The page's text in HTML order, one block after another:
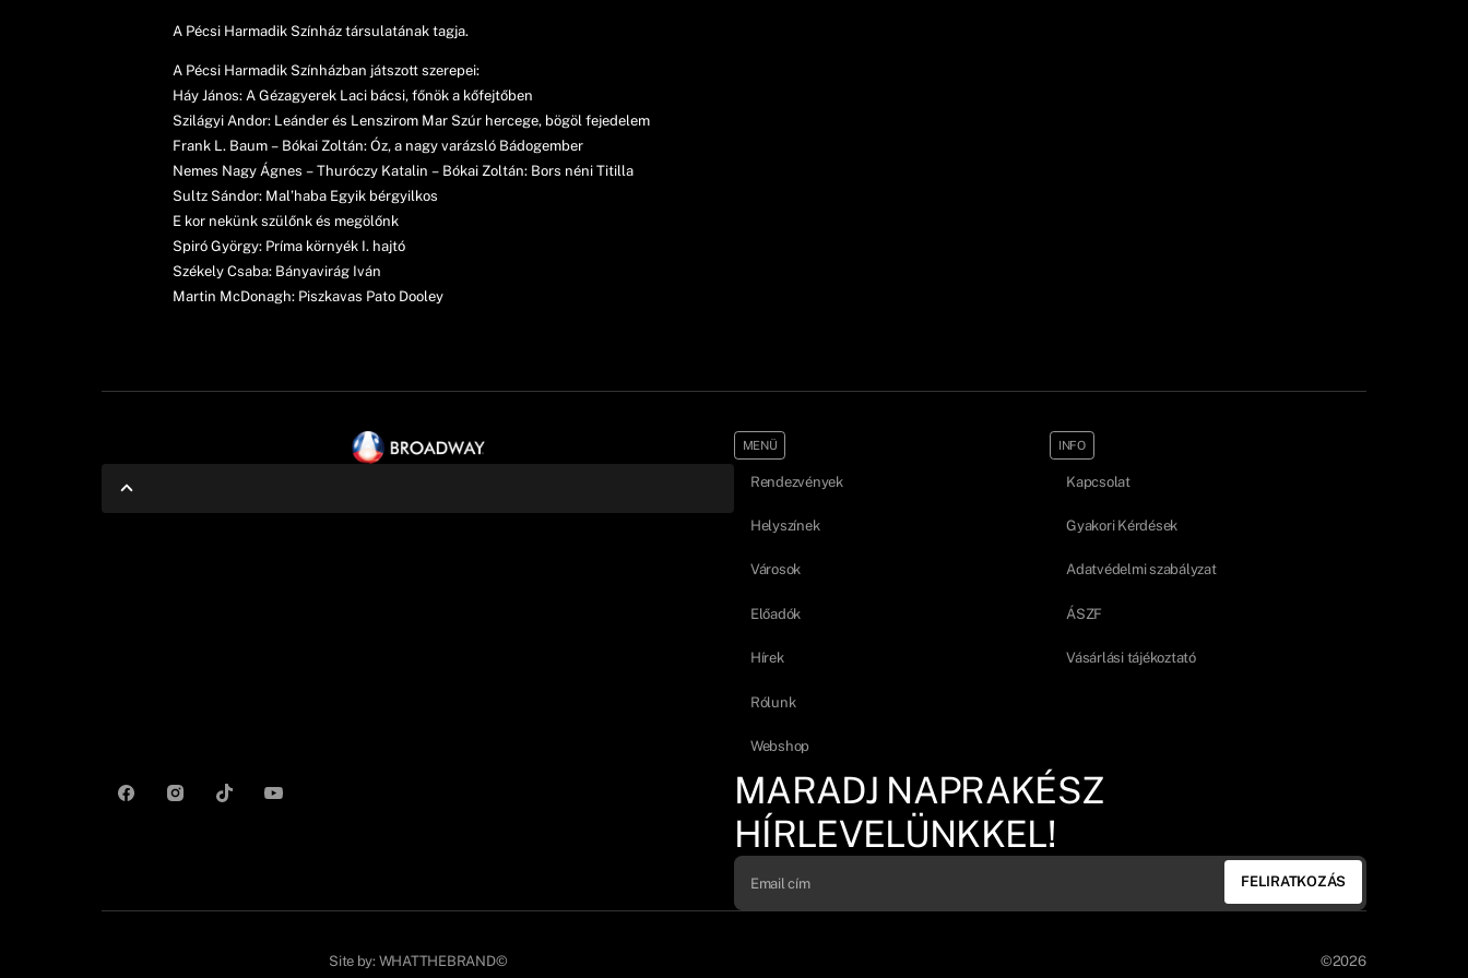
A Pécsi Harmadik Színház társulatának tagja.
A Pécsi Harmadik Színházban játszott szerepei:
Háy János: A Gézagyerek Laci bácsi, főnök a kőfejtőben
Szilágyi Andor: Leánder és Lenszirom Mar Szúr hercege, bögöl fejedelem
Frank L. Baum – Bókai Zoltán: Óz, a nagy varázsló Bádogember
Nemes Nagy Ágnes – Thuróczy Katalin – Bókai Zoltán: Bors néni Titilla
Sultz Sándor: Mal’haba Egyik bérgyilkos
E kor nekünk szülőnk és megölőnk
Spiró György: Príma környék I. hajtó
Székely Csaba: Bányavirág Iván
Martin McDonagh: Piszkavas Pato Dooley
MENÜ
Rendezvények
Helyszínek
Városok
Előadók
Hírek
Rólunk
Webshop
INFO
Kapcsolat
Gyakori Kérdések
Adatvédelmi szabályzat
ÁSZF
Vásárlási tájékoztató
MARADJ NAPRAKÉSZ
HÍRLEVELÜNKKEL!
FELIRATKOZÁS
Site by: WHATTHEBRAND© ©2026